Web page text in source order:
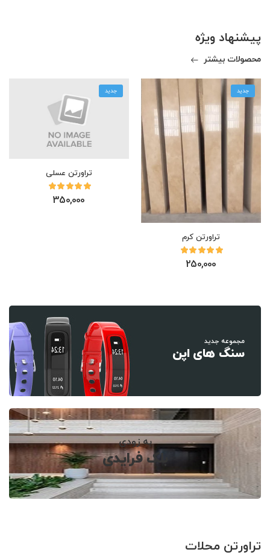
پیشنهاد ویژه
محصولات بیشتر
جدید
تراورتن کرم
250,000
جدید
تراورتن عسلی
350,000
مجموعه جدید
سنگ های اپن
به زودی
بلک فرایدی
تراورتن محلات